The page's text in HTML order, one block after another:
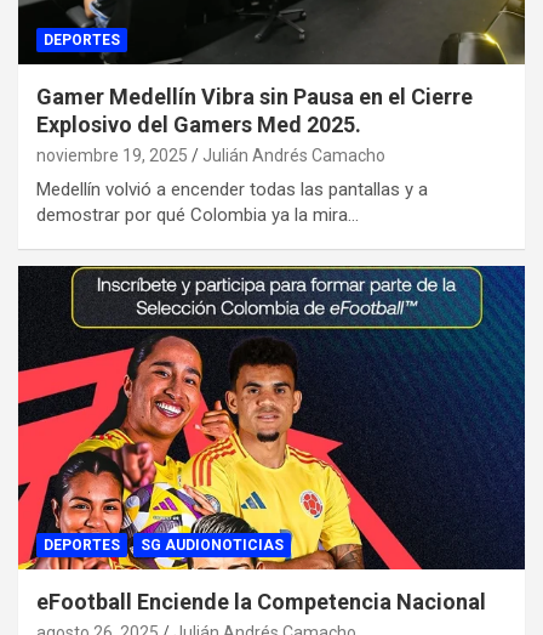
DEPORTES
Gamer Medellín Vibra sin Pausa en el Cierre
Explosivo del Gamers Med 2025.
noviembre 19, 2025 Julián Andrés Camacho
Medellín volvió a encender todas las pantallas y a
demostrar por qué Colombia ya la mira…
DEPORTES SG AUDIONOTICIAS
eFootball Enciende la Competencia Nacional